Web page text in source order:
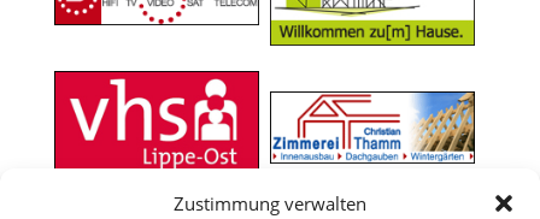
Zustimmung verwalten